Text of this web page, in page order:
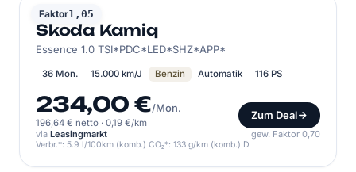
Faktor1,05
SKODA
Skoda Kamiq
Essence 1.0 TSI*PDC*LED*SHZ*APP*
36 Mon. 15.000 km/J Benzin Automatik 116 PS
234,00 €/Mon.
196,64 € netto · 0,19 €/km
Zum Deal
via Leasingmarkt gew. Faktor 0,70
Verbr.*: 5.9 l/100km (komb.) CO₂*: 133 g/km (komb.) D